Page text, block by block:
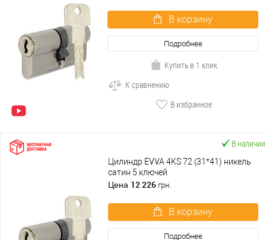
В корзину
Подробнее
Купить в 1 клик
К сравнению
В избранное
В наличии
Цилиндр EVVA 4KS 72 (31*41) никель
сатин 5 ключей
Цена 12 226 грн.
В корзину
Подробнее